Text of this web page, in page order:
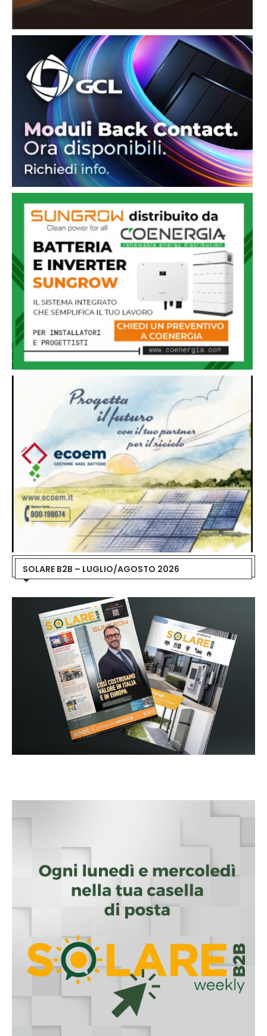
SOLARE B2B – LUGLIO/AGOSTO 2026